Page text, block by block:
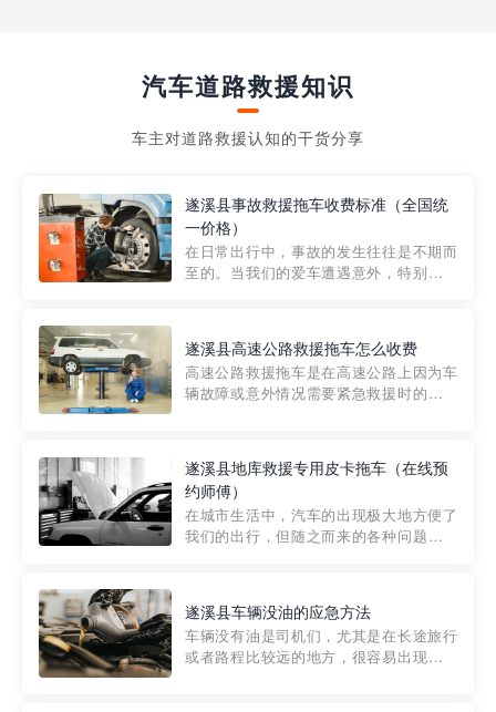
汽车道路救援知识
车主对道路救援认知的干货分享
遂溪县事故救援拖车收费标准（全国统
一价格）
在日常出行中，事故的发生往往是不期而
至的。当我们的爱车遭遇意外，特别是在
细解析一下市区事故救援拖车的收费标
准，以及在选用拖车服务时应注...
遂溪县高速公路救援拖车怎么收费
高速公路救援拖车是在高速公路上因为车
辆故障或意外情况需要紧急救援时的必备
路救援拖车的收费标准是由当地交通管理
部门制定的。起步价通...
遂溪县地库救援专用皮卡拖车（在线预
约师傅）
在城市生活中，汽车的出现极大地方便了
我们的出行，但随之而来的各种问题也让
紧急情况下，我们需要一种高效可靠的救
援方式。而这时，地库救援专...
遂溪县车辆没油的应急方法
车辆没有油是司机们，尤其是在长途旅行
或者路程比较远的地方，很容易出现这种